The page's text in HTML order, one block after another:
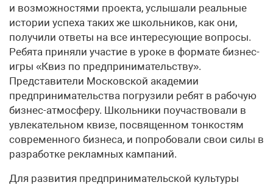
и возможностями проекта, услышали реальные
истории успеха таких же школьников, как они,
получили ответы на все интересующие вопросы.
Ребята приняли участие в уроке в формате бизнес-
игры «Квиз по предпринимательству».
Представители Московской академии
предпринимательства погрузили ребят в рабочую
бизнес-атмо­сферу. Школьники поучаствовали в
увлекательном квизе, посвященном тонкостям
современного бизнеса, и попробовали свои силы в
разработке рекламных кампаний.
Для развития предпринимательской культуры